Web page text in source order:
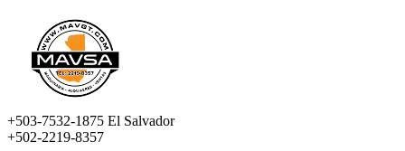
+503-7532-1875 El Salvador
+502-2219-8357